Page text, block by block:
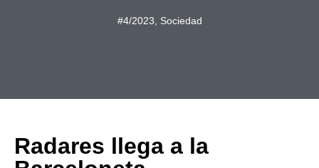
#4/2023 Sociedad
Radares llega a la